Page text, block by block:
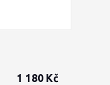
1 180 Kč